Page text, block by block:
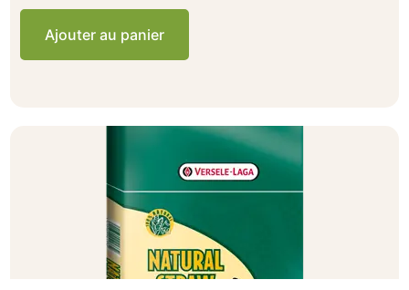
Ajouter au panier